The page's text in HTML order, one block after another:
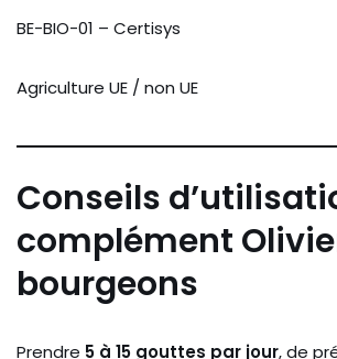
BE-BIO-01 – Certisys
Agriculture UE / non UE
Conseils
complément
bourgeons
Prendre 5 à 15 gouttes par jour, de